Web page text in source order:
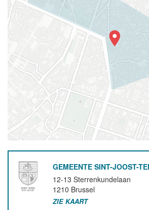
GEMEENTE SINT-JOOST-
12-13 Sterrenkundelaan
1210 Brussel
ZIE KAART